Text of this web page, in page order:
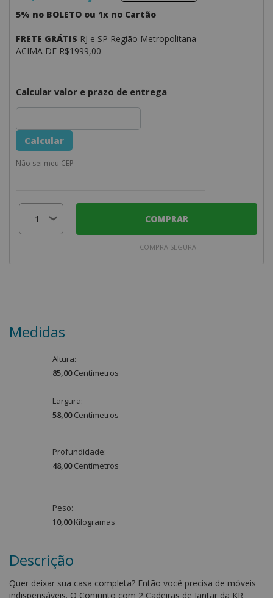
5% no BOLETO ou 1x no Cartão
FRETE GRÁTIS RJ e SP Região Metropolitana
ACIMA DE R$1999,00
Calcular valor e prazo de entrega
Não sei meu CEP
COMPRAR
COMPRA SEGURA
Medidas
Altura:
85,00 Centímetros
Largura:
58,00 Centímetros
Profundidade:
48,00 Centímetros
Peso:
10,00 Kilogramas
Descrição
Quer deixar sua casa completa? Então você precisa de móveis
indispensáveis. O Conjunto com 2 Cadeiras de Jantar da KR